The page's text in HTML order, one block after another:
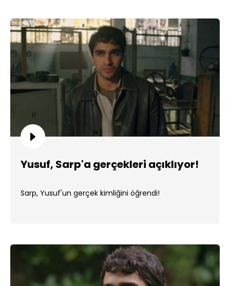
Yusuf, Sarp'a gerçekleri açıklıyor!
Sarp, Yusuf'un gerçek kimliğini öğrendi!